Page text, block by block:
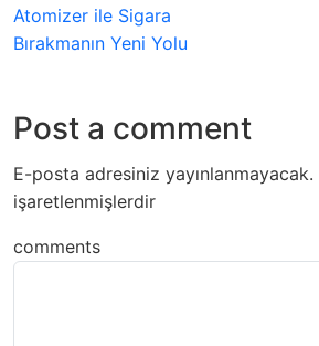
Atomizer ile Sigara
Bırakmanın Yeni Yolu
Post a comment
E-posta adresiniz yayınlanmayacak.
işaretlenmişlerdir
comments